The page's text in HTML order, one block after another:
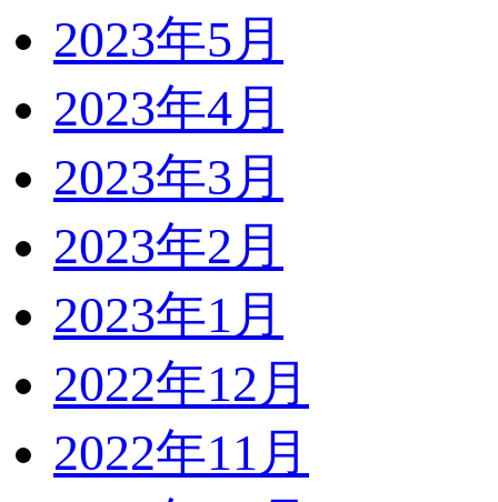
2023年5月
2023年4月
2023年3月
2023年2月
2023年1月
2022年12月
2022年11月